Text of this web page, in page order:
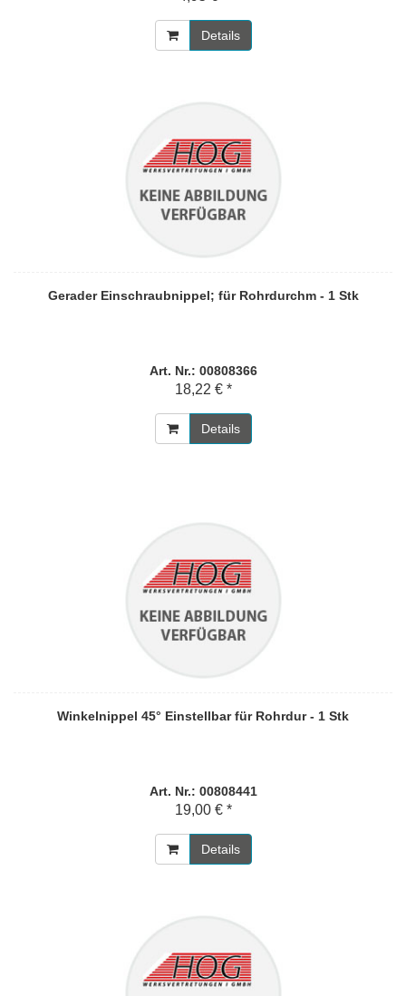
Details
Gerader Einschraubnippel; für Rohrdurchm - 1 Stk
Art. Nr.: 00808366
18,22 € *
Details
Winkelnippel 45° Einstellbar für Rohrdur - 1 Stk
Art. Nr.: 00808441
19,00 € *
Details